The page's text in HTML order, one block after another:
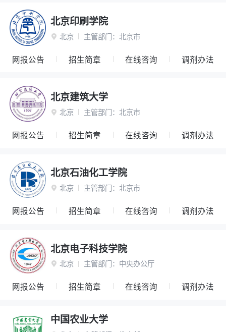
北京印刷学院
 北京 主管部门： 北京市
网报公告 招生简章 在线咨询 调剂办法
北京建筑大学
 北京 主管部门： 北京市
网报公告 招生简章 在线咨询 调剂办法
北京石油化工学院
 北京 主管部门： 北京市
网报公告 招生简章 在线咨询 调剂办法
北京电子科技学院
 北京 主管部门： 中央办公厅
网报公告 招生简章 在线咨询 调剂办法
中国农业大学